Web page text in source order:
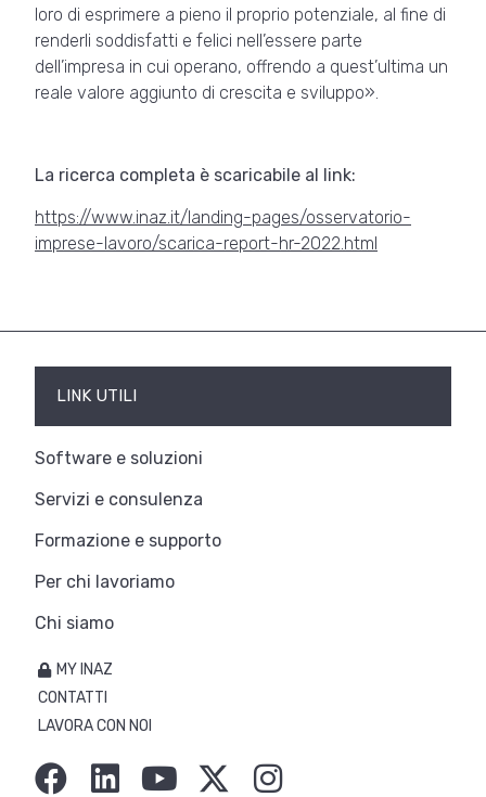
loro di esprimere a pieno il proprio potenziale, al fine di
renderli soddisfatti e felici nell’essere parte
dell’impresa in cui operano, offrendo a quest’ultima un
reale valore aggiunto di crescita e sviluppo».
La ricerca completa è scaricabile al link:
https://www.inaz.it/landing-pages/osservatorio-
imprese-lavoro/scarica-report-hr-2022.html
LINK UTILI
Software e soluzioni
Servizi e consulenza
Formazione e supporto
Per chi lavoriamo
Chi siamo
MY INAZ
CONTATTI
LAVORA CON NOI